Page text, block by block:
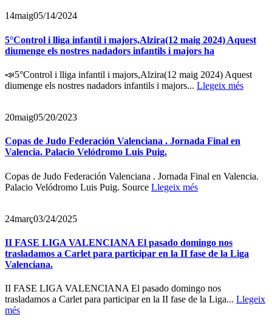
14maig05/14/2024
5°Control i lliga infantil i majors,Alzira(12 maig 2024) Aquest
diumenge els nostres nadadors infantils i majors ha
📣5°Control i lliga infantil i majors,Alzira(12 maig 2024) Aquest
diumenge els nostres nadadors infantils i majors... Llegeix més
20maig05/20/2023
Copas de Judo Federación Valenciana . Jornada Final en
Valencia. Palacio Velódromo Luis Puig.
Copas de Judo Federación Valenciana . Jornada Final en Valencia.
Palacio Velódromo Luis Puig. Source Llegeix més
24març03/24/2025
II FASE LIGA VALENCIANA El pasado domingo nos
trasladamos a Carlet para participar en la II fase de la Liga
Valenciana.
II FASE LIGA VALENCIANA El pasado domingo nos
trasladamos a Carlet para participar en la II fase de la Liga... Llegeix
més